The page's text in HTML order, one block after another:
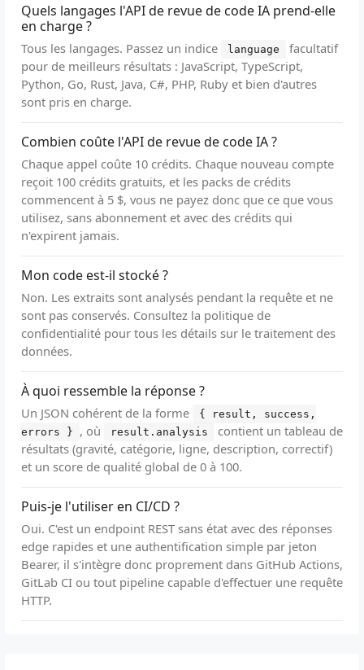
Quels langages l'API de revue de code IA prend-elle
en charge ?
Tous les langages. Passez un indice language
facultatif
pour de meilleurs résultats : JavaScript, TypeScript,
Python, Go, Rust, Java, C#, PHP, Ruby et bien d'autres
sont pris en charge.
Combien coûte l'API de revue de code IA ?
Chaque appel coûte 10 crédits. Chaque nouveau compte
reçoit 100 crédits gratuits, et les packs de crédits
commencent à 5 $, vous ne payez donc que ce que vous
utilisez, sans abonnement et avec des crédits qui
n'expirent jamais.
Mon code est-il stocké ?
Non. Les extraits sont analysés pendant la requête et ne
sont pas conservés. Consultez la politique de
confidentialité pour tous les détails sur le traitement des
données.
À quoi ressemble la réponse ?
Un JSON cohérent de la forme
{ result, success,
errors }
, où result.analysis
contient un tableau de
résultats (gravité, catégorie, ligne, description, correctif)
et un score de qualité global de 0 à 100.
Puis-je l'utiliser en CI/CD ?
Oui. C'est un endpoint REST sans état avec des réponses
edge rapides et une authentification simple par jeton
Bearer, il s'intègre donc proprement dans GitHub Actions,
GitLab CI ou tout pipeline capable d'effectuer une requête
HTTP.